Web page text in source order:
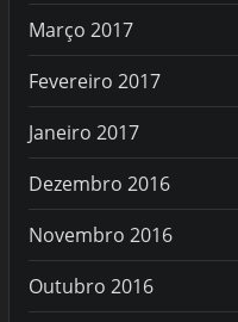
Março 2017
Fevereiro 2017
Janeiro 2017
Dezembro 2016
Novembro 2016
Outubro 2016